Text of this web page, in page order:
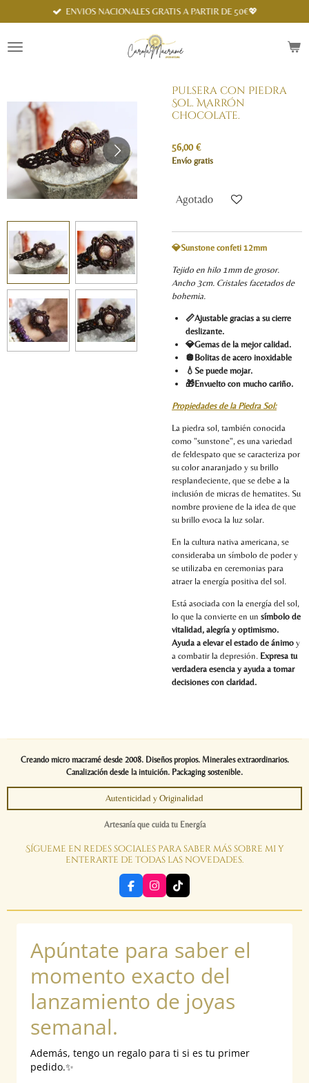
al
principal
ENVIOS NACIONALES GRATIS A PARTIR DE 50€💖
Pulsera con Piedra
Sol. Marrón
chocolate.
56,00 €
Envío gratis
Agotado
💎Sunstone confeti 12mm
Tejido en hilo 1mm de grosor.
Ancho 3cm. Cristales facetados de
bohemia.
📏Ajustable gracias a su cierre
deslizante.
💎Gemas de la mejor calidad.
🪩Bolitas de acero inoxidable
💧Se puede mojar.
🎁Envuelto con mucho cariño.
Propiedades de la Piedra Sol:
La piedra sol, también conocida
como "sunstone", es una variedad
de feldespato que se caracteriza por
su color anaranjado y su brillo
resplandeciente, que se debe a la
inclusión de micras de hematites. Su
nombre proviene de la idea de que
su brillo evoca la luz solar.
En la cultura nativa americana, se
consideraba un símbolo de poder y
se utilizaba en ceremonias para
atraer la energía positiva del sol.
Está asociada con la energía del sol,
lo que la convierte en un símbolo de
vitalidad, alegría y optimismo.
Ayuda a elevar el estado de ánimo y
a combatir la depresión. Expresa tu
verdadera esencia y ayuda a tomar
decisiones con claridad.
Creando micro macramé desde 2008. Diseños propios. Minerales extraordinarios.
Canalización desde la intuición. Packaging sostenible.
Autenticidad y Originalidad
Spanish
Artesanía que cuida tu Energía
Sígueme en redes sociales para saber más sobre mi y
enterarte de todas las novedades.
F
a
c
o
I
n
s
r
m
T
i
k
Apúntate para saber el
momento exacto del
lanzamiento de joyas
semanal.
Además, tengo un regalo para ti si es tu primer
pedido.✨